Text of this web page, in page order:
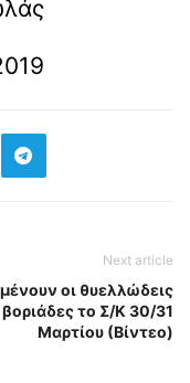
Next article
οι θυελλώδεις
βοριάδες το Σ/Κ 30/31
Μαρτίου (Βίντεο)